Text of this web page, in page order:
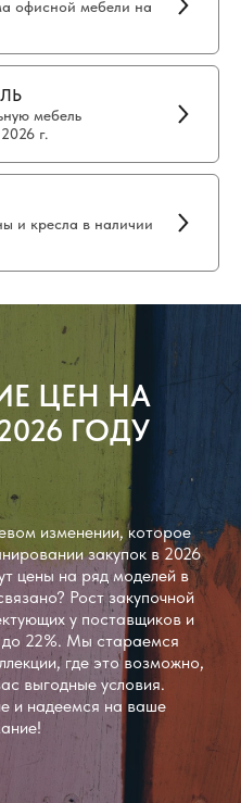
офисной мебели на
мебель
г.
и кресла в наличии
ЦЕН НА
ГОДУ
изменении, которое
закупок в 2026
цены на ряд моделей в
Рост закупочной
у поставщиков и
22%. Мы стараемся
где это возможно,
выгодные условия.
и надеемся на ваше